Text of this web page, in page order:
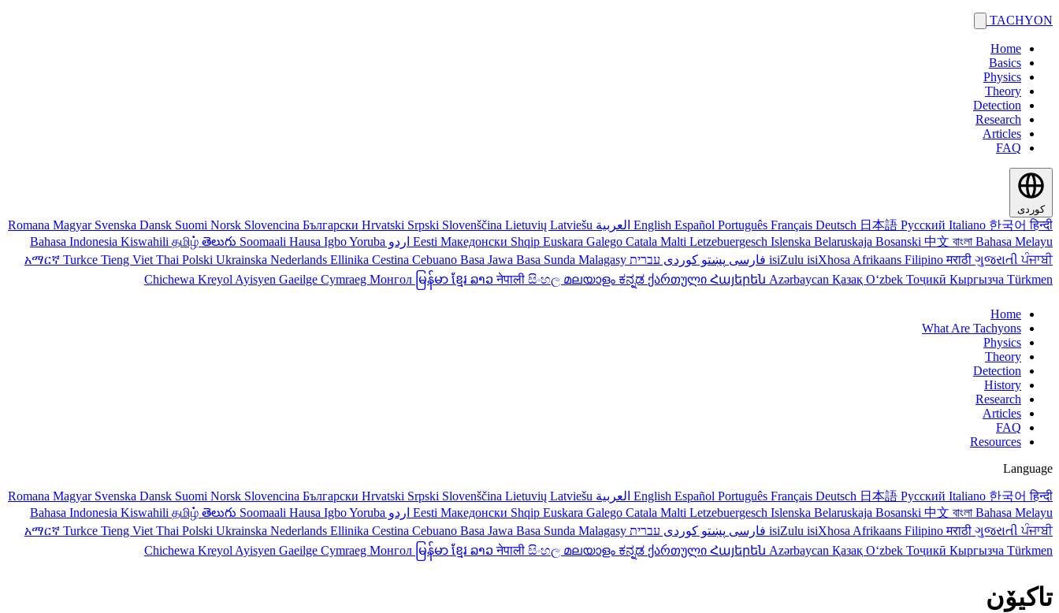
TACHYON
Home
Basics
Physics
Theory
Detection
Research
Articles
FAQ
کوردی
English Español Português Français Deutsch 日本語 Русский Italiano 한국어हिन्दी العربية Romana Magyar Svenska Dansk Suomi Norsk Slovencina Български Hrvatski Srpski Slovenščina Lietuvių Latviešu
Eesti Македонски Shqip Euskara Galego Catala Malti Letzebuergesch Islenska Belaruskaja Bosanski 中文 বাংলা Bahasa Melayu اردو Bahasa Indonesia Kiswahili தமிழ் తెలుగు Soomaali Hausa IgboYoruba
isiZulu isiXhosa Afrikaans Filipinoमराठी ગુજરાતીਪੰਜਾਬੀ فارسی پښتو کوردی עברית አማርኛ Turkce Tieng Viet Thai Polski Ukrainska Nederlands Ellinika Cestina Cebuano Basa Jawa Basa Sunda Malagasy
Chichewa Kreyol Ayisyen Gaeilge Cymraeg Монгол မြန်မာ ខ្មែរ ລາວनेपाली සිංහල മലയാളം ಕನ್ನಡ ქართული Հայերեն Azərbaycan Қазақ Oʻzbek Тоҷикӣ Кыргызча Türkmen
Home
What Are Tachyons
Physics
Theory
Detection
History
Research
Articles
FAQ
Resources
Language
English Español Português Français Deutsch 日本語 Русский Italiano 한국어हिन्दी العربية Romana Magyar Svenska Dansk Suomi Norsk Slovencina Български Hrvatski Srpski Slovenščina Lietuvių Latviešu
Eesti Македонски Shqip Euskara Galego Catala Malti Letzebuergesch Islenska Belaruskaja Bosanski 中文 বাংলা Bahasa Melayu اردو Bahasa Indonesia Kiswahili தமிழ் తెలుగు Soomaali Hausa IgboYoruba
isiZulu isiXhosa Afrikaans Filipinoमराठी ગુજરાતીਪੰਜਾਬੀ فارسی پښتو کوردی עברית አማርኛ Turkce Tieng Viet Thai Polski Ukrainska Nederlands Ellinika Cestina Cebuano Basa Jawa Basa Sunda Malagasy
Chichewa Kreyol Ayisyen Gaeilge Cymraeg Монгол မြန်မာ ខ្មែរ ລາວनेपाली සිංහල മലയാളം ಕನ್ನಡ ქართული Հայերեն Azərbaycan Қазақ Oʻzbek Тоҷикӣ Кыргызча Türkmen
تاکیۆن